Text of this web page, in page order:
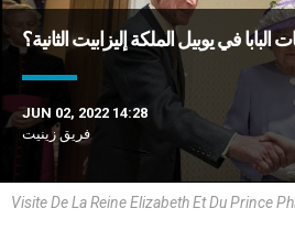
البابا في يوبيل الملكة إليزابيت الثانية؟
JUN 02, 2022 14:28
فريق زينيت
Visite De La Reine Elizabeth Et Du Prince